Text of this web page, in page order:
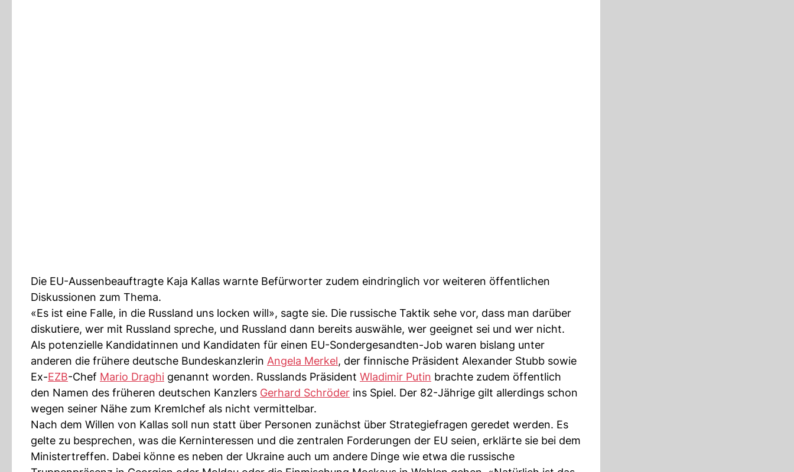
Die EU-Aussenbeauftragte Kaja Kallas warnte Befürworter zudem eindringlich vor weiteren öffentlichen
Diskussionen zum Thema.
«Es ist eine Falle, in die Russland uns locken will», sagte sie. Die russische Taktik sehe vor, dass man darüber
diskutiere, wer mit Russland spreche, und Russland dann bereits auswähle, wer geeignet sei und wer nicht.
Als potenzielle Kandidatinnen und Kandidaten für einen EU-Sondergesandten-Job waren bislang unter
anderen die frühere deutsche Bundeskanzlerin Angela Merkel, der finnische Präsident Alexander Stubb sowie
Ex-EZB-Chef Mario Draghi genannt worden. Russlands Präsident Wladimir Putin brachte zudem öffentlich
den Namen des früheren deutschen Kanzlers Gerhard Schröder ins Spiel. Der 82-Jährige gilt allerdings schon
wegen seiner Nähe zum Kremlchef als nicht vermittelbar.
Nach dem Willen von Kallas soll nun statt über Personen zunächst über Strategiefragen geredet werden. Es
gelte zu besprechen, was die Kerninteressen und die zentralen Forderungen der EU seien, erklärte sie bei dem
Ministertreffen. Dabei könne es neben der Ukraine auch um andere Dinge wie etwa die russische